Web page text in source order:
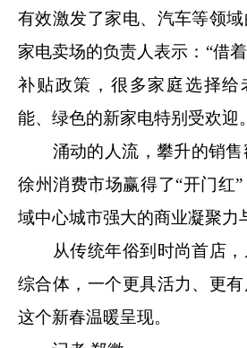
有效激发了家电、汽车等领
家电卖场的负责人表示：“借
补贴政策，很多家庭选择给
能、绿色的新家电特别受欢迎
涌动的人流，攀升的销售
徐州消费市场赢得了“开门红
域中心城市强大的商业凝聚力
从传统年俗到时尚首店，
综合体，一个更具活力、更
这个新春温暖呈现。